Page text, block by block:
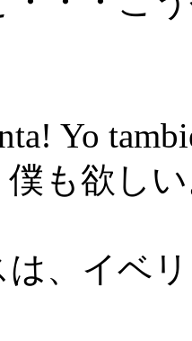
Yo
も欲し
、イベ